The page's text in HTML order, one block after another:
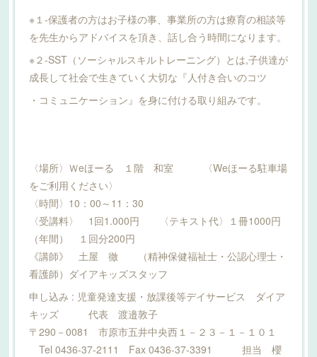
※１-保護者の方はお子様の事、事業所の方は療育の相談等
を先生からアドバイスを頂き、話し合う時間になります。
※２-SST（ソーシャルスキルトレーニング）とは,子供達が
成長して社会で生きていく大切な『人付き合いのコツ
・コミュニケーション』を身に付ける取り組みです。
〈場所〉Ｗeほーる １階 和室 〈Weほーる駐車場
をご利用ください〉
〈時間〉10：00～11：30
〈受講料〉 1回1.000円 〈テキスト代〉１冊1000円
（年間） １回分200円
《講師》 土屋 徹 （精神保健福祉士・公認心理士・
看護師）ダイアキッズスタッフ
申し込み : 児童発達支援・放課後等デイサービス ダイア
キッズ 代表 渡邉敦子
〒290－0081 市原市五井中央西１－２３－１－１０１
Tel 0436-37-2111 Fax 0436-37-3391 担当 櫻